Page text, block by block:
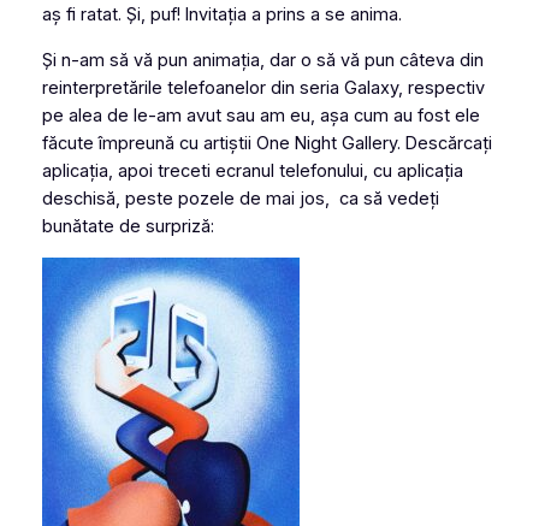
aș fi ratat. Și, puf! Invitația a prins a se anima.
Și n-am să vă pun animația, dar o să vă pun câteva din
reinterpretările telefoanelor din seria Galaxy, respectiv
pe alea de le-am avut sau am eu, așa cum au fost ele
făcute împreună cu artiștii One Night Gallery. Descărcați
aplicația, apoi treceti ecranul telefonului, cu aplicația
deschisă, peste pozele de mai jos, ca să vedeți
bunătate de surpriză: